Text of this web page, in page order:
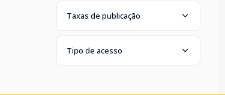
Taxas de publicação
Tipo de acesso